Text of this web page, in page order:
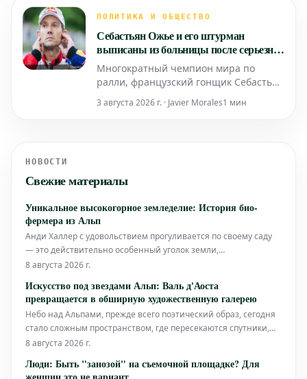
выступает сын Болсонару. События
политических собраний, подобных
тому, что состоял
ПОЛИТИКА И ОБЩЕСТВО
Себастьян Ожье и его штурман
выписаны из больницы после серьезной
раллийной аварии
Многократный чемпион мира по
ралли, французский гонщик Себастьян
Ожье и его штурман Жюльен
Инграссиа были выписаны из
продолжат процесс восстановления за
3 августа 2026 г. · Javier Morales1 мин
НОВОСТИ
Свежие материалы
Уникальное высокогорное земледелие: История био-
фермера из Альп
Анди Халлер с удовольствием прогуливается по своему саду
— это действительно особенный уголок земли,
расположенный в глубине Кляйнвальзерталя, на фоне
вербены, а там срывает немного перечной мяты. Он отрывает
свежий, сочный лист радичетты —
8 августа 2026 г.
Искусство под звездами Альп: Валь д'Аоста
превращается в обширную художественную галерею
Небо над Альпами, прежде всего поэтический образ, сегодня
стало сложным пространством, где пересекаются спутники,
дроны, системы наблюдения и искусственный интеллект.
небом: Созвездия искусства, науки и культуры» —
8 августа 2026 г.
Люди: Быть "занозой" на съемочной площадке? Для